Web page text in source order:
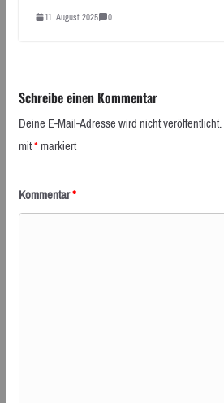
11. August 2025 0
Schreibe einen Kommentar
Deine E-Mail-Adresse wird nicht veröffentlicht.
mit*markiert
Kommentar*